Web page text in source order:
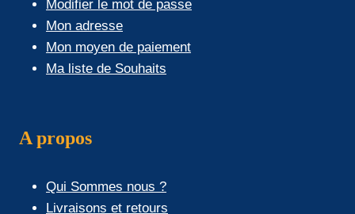
Modifier le mot de passe
Mon adresse
Mon moyen de paiement
Ma liste de Souhaits
A propos
Qui Sommes nous ?
Livraisons et retours